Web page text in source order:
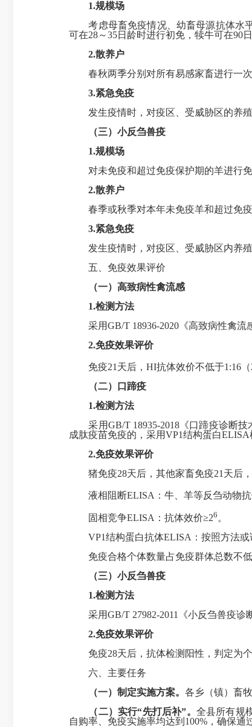
1.规模场
考虑母畜免疫情况、幼畜母源抗体水平
可在28～35日龄时进行初免，犊牛可在90
2.散养户
春秋两季分别对所有易感家畜进行一次
3.紧急免疫
发生疫情时，对疫区、受威胁区的养殖
（三）小反刍兽疫
1.规模场
对未免疫和超过免疫保护期的羊进行免
2.散养户
春季或秋季对本年未免疫羊和超过免疫
3.紧急免疫
发生疫情时，对疫区、受威胁区内养殖
五、免疫效果评价
（一）高致病性禽流感
1.检测方法
采用GB/T 18936-2020《高致病性禽流
2.免疫效果评价
免疫21天后，HI抗体效价不低于1:16（
（二）口蹄疫
1.检测方法
采用GB/T 18935-2018《口蹄疫诊断技
成肽疫苗免疫的，采用VP1结构蛋白ELISA
2.免疫效果评价
猪免疫28天后，其他家畜免疫21天后，
液相阻断ELISA：牛、羊等反刍动物抗
固相竞争ELISA：抗体效价≥26 。
VP1结构蛋白抗体ELISA：按照方法或
免疫合格个体数量占免疫群体总数不低
（三）小反刍兽疫
1.检测方法
采用GB/T 27982-2011《小反刍兽疫诊
2.免疫效果评价
免疫28天后，抗体检测阳性，判定为个
六、主要任务
（一）制定实施方案。 各乡（镇）畜
（二）实行“先打后补”。 全县所有规
自购率、免疫实施率均达到100%，确保通